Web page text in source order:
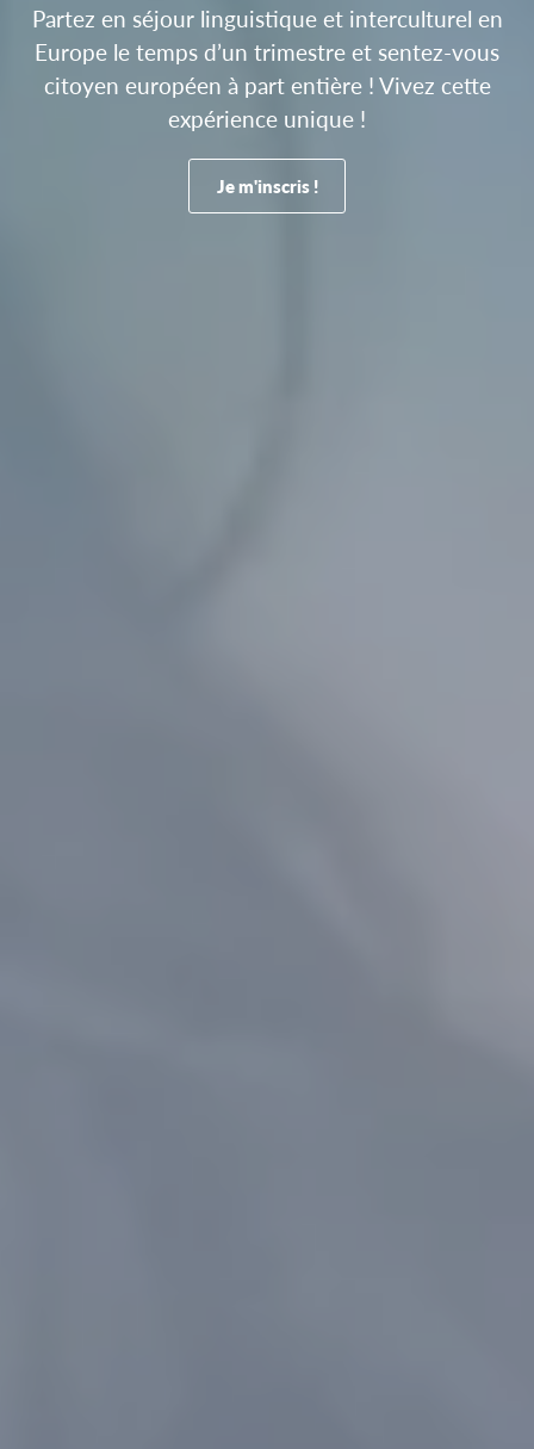
Partez en séjour linguistique et interculturel en
Europe le temps d’un trimestre et sentez-vous
citoyen européen à part entière ! Vivez cette
expérience unique !
Je m'inscris !